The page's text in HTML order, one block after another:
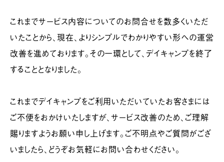
これまでサービス内容についてのお問合せを数多くいただ
いたことから、現在、よりシンプルでわかりやすい形への運営
改善を進めております。その一環として、デイキャンプを終了
することとなりました。
これまでデイキャンプをご利用いただいていたお客さまには
ご不便をおかけいたしますが、サービス改善のため、ご理解
賜りますようお願い申し上げます。ご不明点やご質問がござ
いましたら、どうぞお気軽にお問い合わせください。